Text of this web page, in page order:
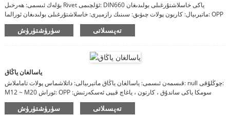
بۆلەك ئىسمى: ھەرخىل Rivet ئۆلچىمى: DIN660 ياكى خاسلاشتۇرغىلى بولىدىغان
ماتېرىيال: كاربون پولات چىۋىق: سىنىك رازمېرى: خاسلاشتۇرغىلى بولىدىغان ئورالما: OPP
سومكا ياكى ساندۇق ، كارتون ، ياغاچ قېپى ئەسكەرتىش: ماتېرىيال ، تاماملاش ، چوڭ-
سۈرۈشتۈرۈش تەپسىلاتى
ياسالغان ياڭاق
قىسمەن ئىسمى: ياسالغان ياڭاق ماتېرىيالى: داتلاشماس پولات تاماملاش: null چوڭلۇقى:
M12 ~ M20 ئوراش: OPP سومكا ياكى ساندۇق ، كارتون ، ياغاچ قېپى ئەسكەرتىش:
ماتېرىيال ، تامام ، چوڭ-كىچىكلىكى خاسلاشتۇرۇلىدۇ.
سۈرۈشتۈرۈش تەپسىلاتى